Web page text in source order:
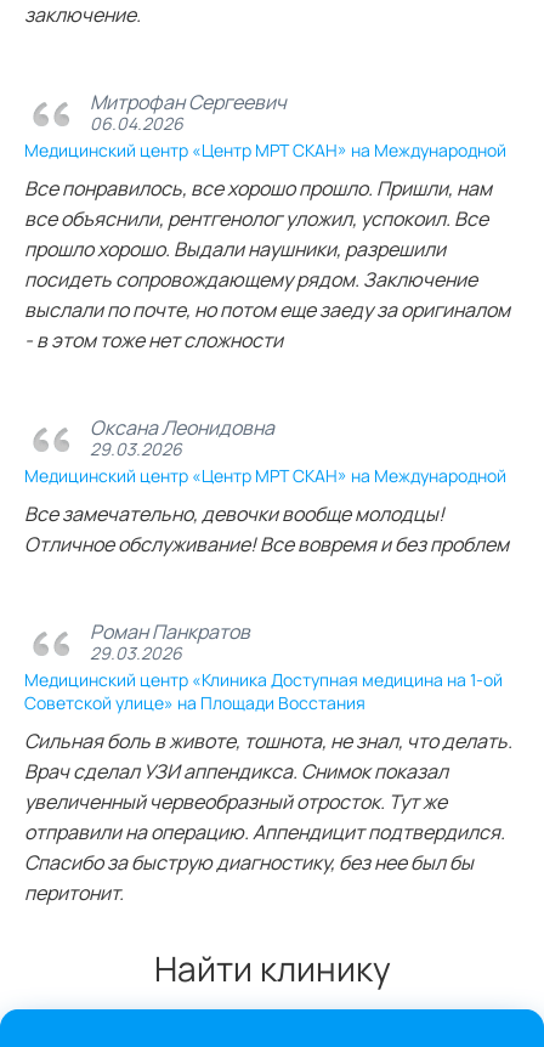
заключение.
Митрофан Сергеевич
06.04.2026
Медицинский центр «Центр МРТ СКАН» на Международной
Все понравилось, все хорошо прошло. Пришли, нам
все объяснили, рентгенолог уложил, успокоил. Все
прошло хорошо. Выдали наушники, разрешили
посидеть сопровождающему рядом. Заключение
выслали по почте, но потом еще заеду за оригиналом
- в этом тоже нет сложности
Оксана Леонидовна
29.03.2026
Медицинский центр «Центр МРТ СКАН» на Международной
Все замечательно, девочки вообще молодцы!
Отличное обслуживание! Все вовремя и без проблем
Роман Панкратов
29.03.2026
Медицинский центр «Клиника Доступная медицина на 1-ой
Советской улице» на Площади Восстания
Сильная боль в животе, тошнота, не знал, что делать.
Врач сделал УЗИ аппендикса. Снимок показал
увеличенный червеобразный отросток. Тут же
отправили на операцию. Аппендицит подтвердился.
Спасибо за быструю диагностику, без нее был бы
перитонит.
Найти клинику